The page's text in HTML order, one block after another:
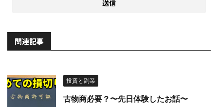
関連記事
投資と副業
古物商必要？〜先日体験したお話〜